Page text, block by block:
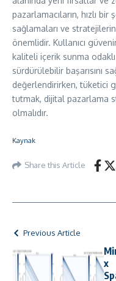
pazarlamacıların, hızlı
sağlamaları ve
önemlidir. Kullanıcı
kaliteli içerik sunma
sürdürülebilir başarısını
değerlendirirken, tüketici
tutmak, dijital pazarlama
olmalıdır.
Kaynak
Share this Article
Previous Article
x